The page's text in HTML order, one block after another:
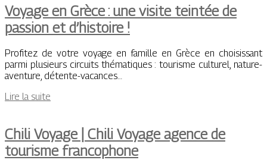
Voyage en Grèce : une visite teintée de
passion et d’histoire !
Profitez de votre voyage en famille en Grèce en choisissant
parmi plusieurs circuits thématiques : tourisme culturel, nature-
aventure, détente-vacances…
Lire la suite
Chili Voyage | Chili Voyage agence de
tourisme francophone